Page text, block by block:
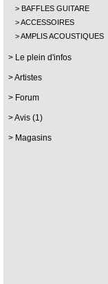
BAFFLES GUITARE
ACCESSOIRES
AMPLIS ACOUSTIQUES
Le plein d'infos
Artistes
Forum
Avis (1)
Magasins